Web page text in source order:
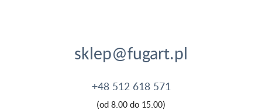
sklep@fugart.pl
+48 512 618 571
(od 8.00 do 15.00)